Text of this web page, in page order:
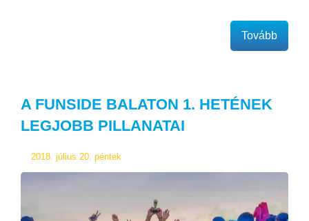
Tovább
A FUNSIDE BALATON 1. HETÉNEK
LEGJOBB PILLANATAI
2018. július 20. péntek